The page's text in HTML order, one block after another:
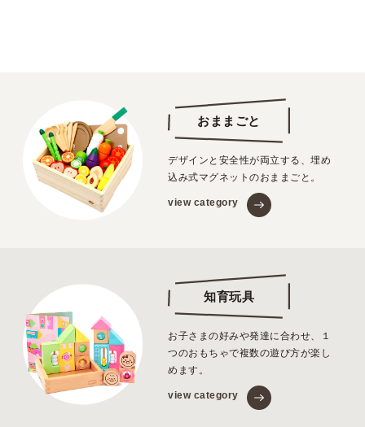
おままごと
デザインと安全性が両立する、埋め
込み式マグネットのおままごと。
view category
知育玩具
お子さまの好みや発達に合わせ、１
つのおもちゃで複数の遊び方が楽し
めます。
view category